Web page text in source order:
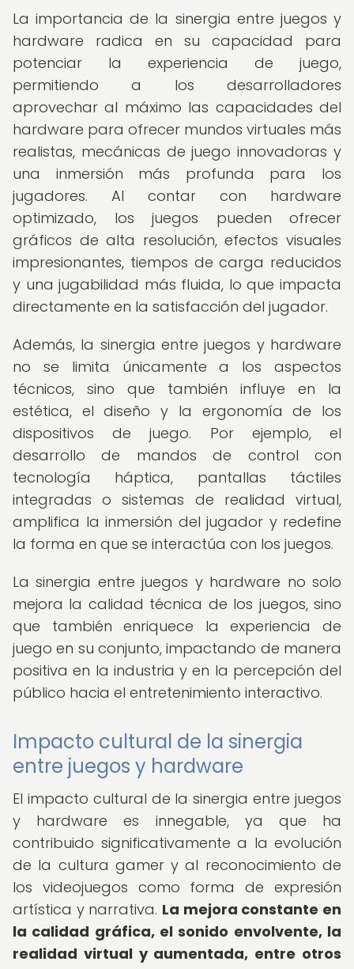
La importancia de la sinergia entre juegos y
hardware radica en su capacidad para
potenciar la experiencia de juego,
permitiendo a los desarrolladores
aprovechar al máximo las capacidades del
hardware para ofrecer mundos virtuales más
realistas, mecánicas de juego innovadoras y
una inmersión más profunda para los
jugadores. Al contar con hardware
optimizado, los juegos pueden ofrecer
gráficos de alta resolución, efectos visuales
impresionantes, tiempos de carga reducidos
y una jugabilidad más fluida, lo que impacta
directamente en la satisfacción del jugador.
Además, la sinergia entre juegos y hardware
no se limita únicamente a los aspectos
técnicos, sino que también influye en la
estética, el diseño y la ergonomía de los
dispositivos de juego. Por ejemplo, el
desarrollo de mandos de control con
tecnología háptica, pantallas táctiles
integradas o sistemas de realidad virtual,
amplifica la inmersión del jugador y redefine
la forma en que se interactúa con los juegos.
La sinergia entre juegos y hardware no solo
mejora la calidad técnica de los juegos, sino
que también enriquece la experiencia de
juego en su conjunto, impactando de manera
positiva en la industria y en la percepción del
público hacia el entretenimiento interactivo.
Impacto cultural de la sinergia
entre juegos y hardware
El impacto cultural de la sinergia entre juegos
y hardware es innegable, ya que ha
contribuido significativamente a la evolución
de la cultura gamer y al reconocimiento de
los videojuegos como forma de expresión
artística y narrativa. La mejora constante en
la calidad gráfica, el sonido envolvente, la
realidad virtual y aumentada, entre otros